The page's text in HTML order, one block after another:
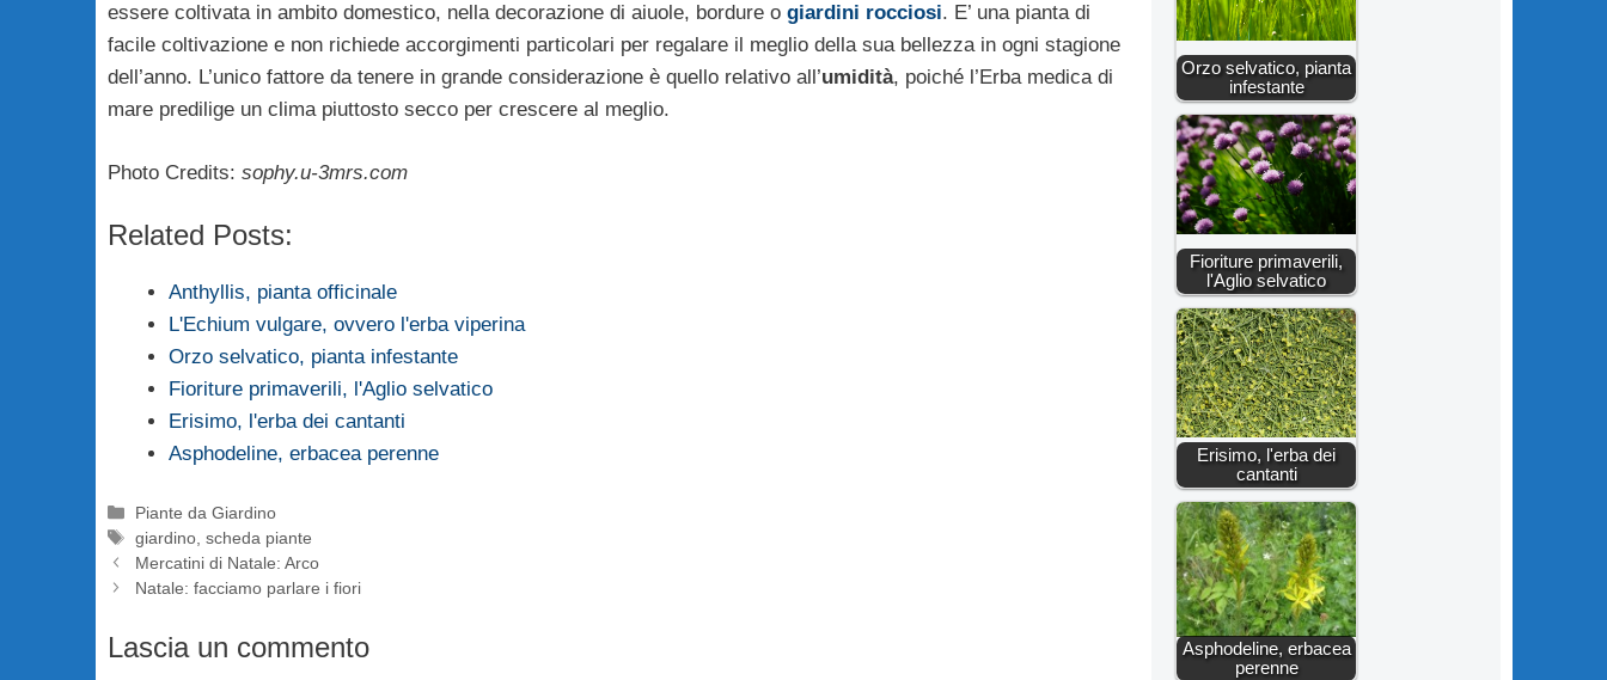
essere coltivata in ambito domestico, nella decorazione di aiuole, bordure o giardini rocciosi. E’ una pianta di
facile coltivazione e non richiede accorgimenti particolari per regalare il meglio della sua bellezza in ogni stagione
dell’anno. L’unico fattore da tenere in grande considerazione è quello relativo all’umidità, poiché l’Erba medica di
mare predilige un clima piuttosto secco per crescere al meglio.
Photo Credits: sophy.u-3mrs.com
Related Posts:
Anthyllis, pianta officinale
L'Echium vulgare, ovvero l'erba viperina
Orzo selvatico, pianta infestante
Fioriture primaverili, l'Aglio selvatico
Erisimo, l'erba dei cantanti
Asphodeline, erbacea perenne
Categorie
Piante da Giardino
Tag
giardino, scheda piante
Mercatini di Natale: Arco
Natale: facciamo parlare i fiori
Lascia un commento
Orzo selvatico, pianta
infestante
Fioriture primaverili,
l'Aglio selvatico
Erisimo, l'erba dei
cantanti
Asphodeline, erbacea
perenne